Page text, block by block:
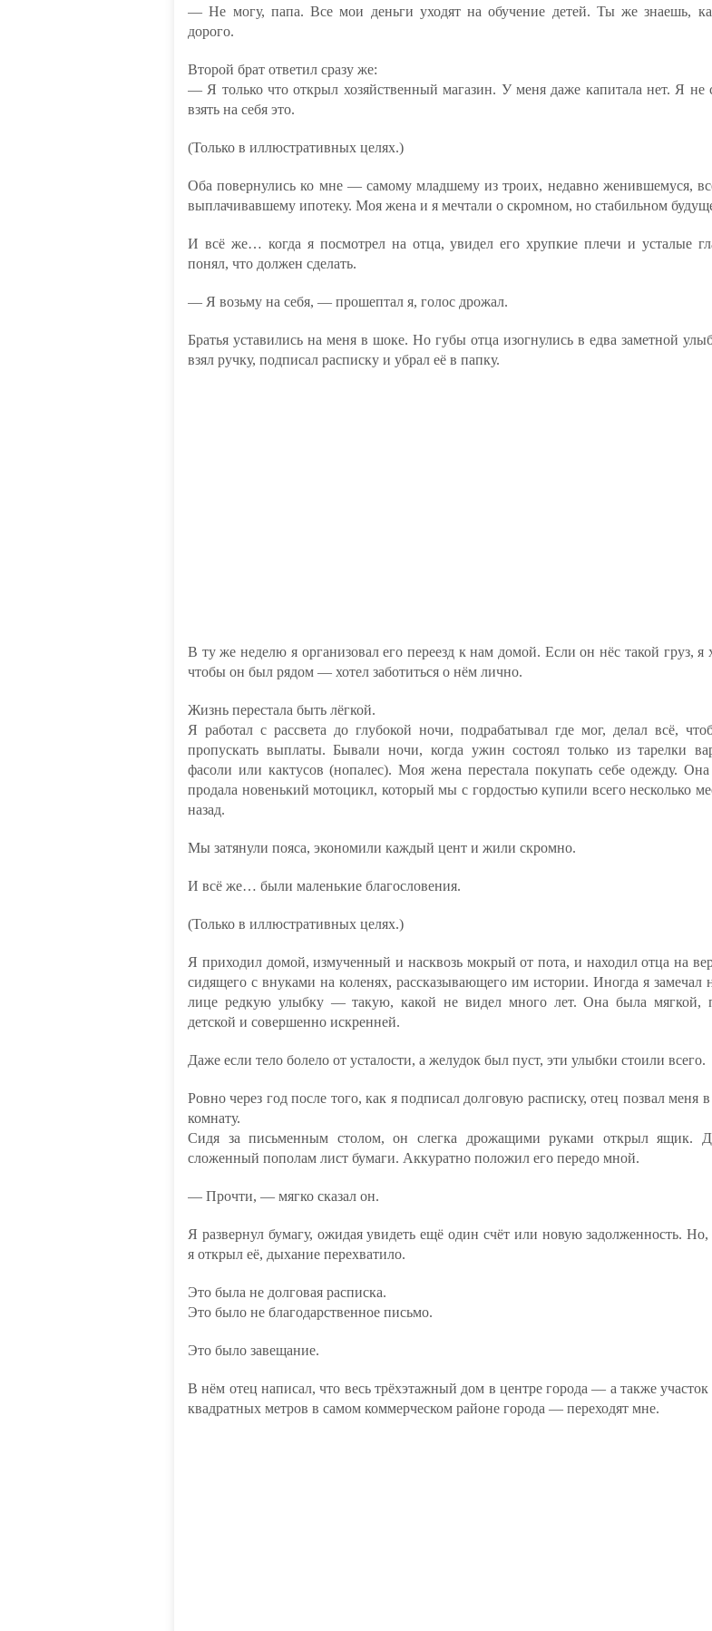
— Не могу, папа. Все мои деньги уходят на обучение детей. Ты же знаешь,
дорого.
Второй брат ответил сразу же:
— Я только что открыл хозяйственный магазин. У меня даже капитала нет. Я не
взять на себя это.
(Только в иллюстративных целях.)
Оба повернулись ко мне — самому младшему из троих, недавно женившемуся,
выплачивавшему ипотеку. Моя жена и я мечтали о скромном, но стабильном
И всё же… когда я посмотрел на отца, увидел его хрупкие плечи и усталые
понял, что должен сделать.
— Я возьму на себя, — прошептал я, голос дрожал.
Братья уставились на меня в шоке. Но губы отца изогнулись в едва заметной
взял ручку, подписал расписку и убрал её в папку.
В ту же неделю я организовал его переезд к нам домой. Если он нёс такой груз, я
чтобы он был рядом — хотел заботиться о нём лично.
Жизнь перестала быть лёгкой.
Я работал с рассвета до глубокой ночи, подрабатывал где мог, делал всё,
пропускать выплаты. Бывали ночи, когда ужин состоял только из тарелки
фасоли или кактусов (нопалес). Моя жена перестала покупать себе одежду.
продала новенький мотоцикл, который мы с гордостью купили всего несколько
назад.
Мы затянули пояса, экономили каждый цент и жили скромно.
И всё же… были маленькие благословения.
(Только в иллюстративных целях.)
Я приходил домой, измученный и насквозь мокрый от пота, и находил отца на
сидящего с внуками на коленях, рассказывающего им истории. Иногда я замечал
лице редкую улыбку — такую, какой не видел много лет. Она была мягкой,
детской и совершенно искренней.
Даже если тело болело от усталости, а желудок был пуст, эти улыбки стоили всего.
Ровно через год после того, как я подписал долговую расписку, отец позвал меня
комнату.
Сидя за письменным столом, он слегка дрожащими руками открыл ящик.
сложенный пополам лист бумаги. Аккуратно положил его передо мной.
— Прочти, — мягко сказал он.
Я развернул бумагу, ожидая увидеть ещё один счёт или новую задолженность. Но,
я открыл её, дыхание перехватило.
Это была не долговая расписка.
Это было не благодарственное письмо.
Это было завещание.
В нём отец написал, что весь трёхэтажный дом в центре города — а также участок
квадратных метров в самом коммерческом районе города — переходят мне.